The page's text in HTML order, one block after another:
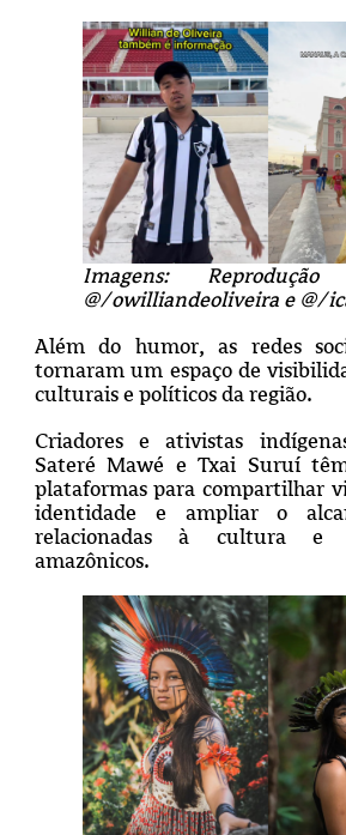
Imagens: Reprodução
@/owilliandeoliveira e @/
Além do humor, as redes
tornaram um espaço de
culturais e políticos da região.
Criadores e ativistas
Sateré Mawé e Txai Suruí
plataformas para compartilhar
identidade e ampliar o
relacionadas à cultura e
amazônicos.